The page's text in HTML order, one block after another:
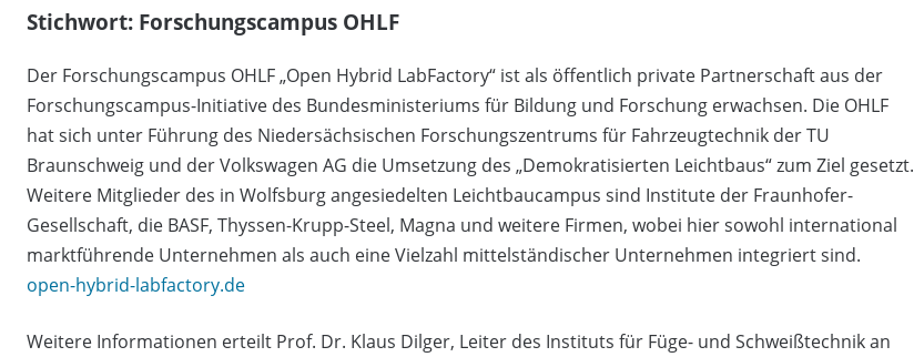
Stichwort: Forschungscampus OHLF
Der Forschungscampus OHLF „Open Hybrid LabFactory“ ist als öffentlich private Partnerschaft aus der
Forschungscampus-Initiative des Bundesministeriums für Bildung und Forschung erwachsen. Die OHLF
hat sich unter Führung des Niedersächsischen Forschungszentrums für Fahrzeugtechnik der TU
Braunschweig und der Volkswagen AG die Umsetzung des „Demokratisierten Leichtbaus“ zum Ziel gesetzt.
Weitere Mitglieder des in Wolfsburg angesiedelten Leichtbaucampus sind Institute der Fraunhofer-
Gesellschaft, die BASF, Thyssen-Krupp-Steel, Magna und weitere Firmen, wobei hier sowohl international
marktführende Unternehmen als auch eine Vielzahl mittelständischer Unternehmen integriert sind.
open-hybrid-labfactory.de
Weitere Informationen erteilt Prof. Dr. Klaus Dilger, Leiter des Instituts für Füge- und Schweißtechnik an